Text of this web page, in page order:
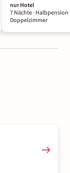
nur Hotel
7 Nächte· Halbpension
Doppelzimmer